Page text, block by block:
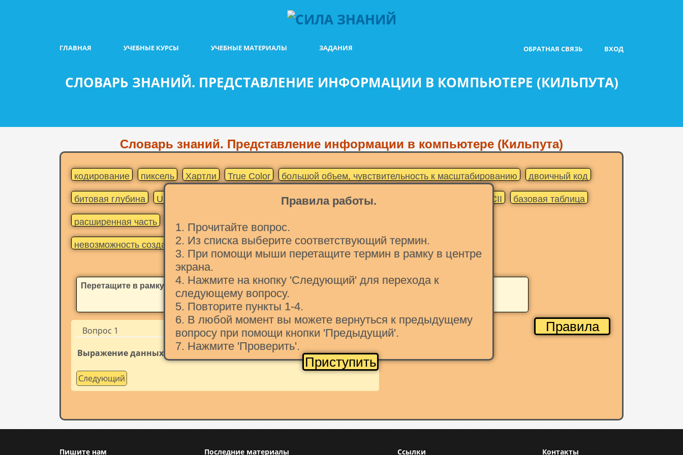
ГЛАВНАЯ УЧЕБНЫЕ КУРСЫ УЧЕБНЫЕ МАТЕРИАЛЫ ЗАДАНИЯ ОБРАТНАЯ СВЯЗЬ ВХОД
СЛОВАРЬ ЗНАНИЙ. ПРЕДСТАВЛЕНИЕ ИНФОРМАЦИИ В КОМПЬЮТЕРЕ (КИЛЬПУТА)
Словарь знаний. Представление информации в компьютере (Кильпута)
Правила работы.
1. Прочитайте вопрос.
2. Из списка выберите соответствующий термин.
3. При помощи мыши перетащите термин в рамку в центре
экрана.
4. Нажмите на кнопку 'Следующий' для перехода к
следующему вопросу.
5. Повторите пункты 1-4.
6. В любой момент вы можете вернуться к предыдущему
вопросу при помощи кнопки 'Предыдущий'.
7. Нажмите 'Проверить'.
Приступить
кодирование пиксель Хартли True Color большой объем, чувствительность к масштабированию двоичный код
битовая глубина UNICODE RGB BMP, GIF, JPG, PNG ASCII базовая таблица
расширенная часть битовая глубина, количество точек
невозможность создания и редактирования художественных изображений High Color
Перетащите в рамку термин
Вопрос 1
Выражение данных одного типа через данные другого типа – это ….
Следующий
Проверить Правила
Пишите нам Последние материалы Ссылки Контакты